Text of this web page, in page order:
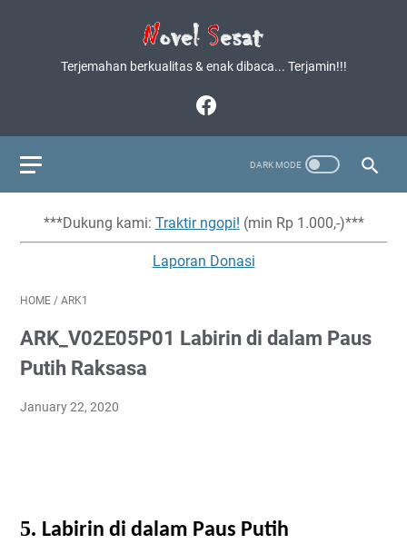
Terjemahan berkualitas & enak dibaca... Terjamin!!!
***Dukung kami: Traktir ngopi! (min Rp 1.000,-)***
Laporan Donasi
HOME / ARK1
ARK_V02E05P01 Labirin di dalam Paus
Putih Raksasa
January 22, 2020
5. Labirin di dalam Paus Putih